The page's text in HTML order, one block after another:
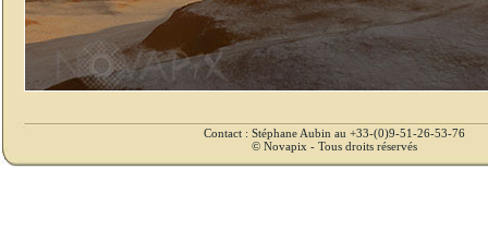
Contact : Stéphane Aubin au +33-(0)9-51-26-53-76
© Novapix - Tous droits réservés